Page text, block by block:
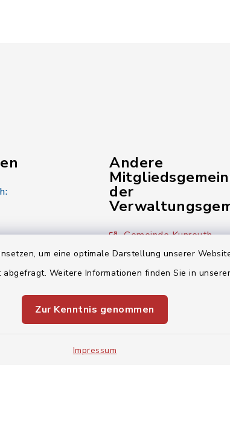
um eine optimale Darstellung unserer
Weitere Informationen finden Sie in
Zur Kenntnis genommen
Impressum
Andere
der
Gemeinde Kunreuth
Gemeinde Wiesenthau